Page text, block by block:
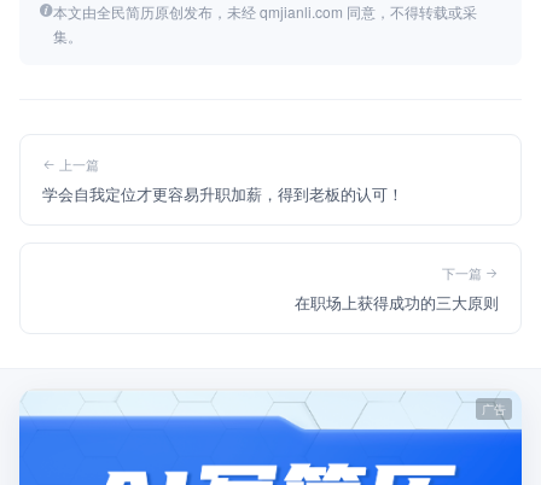
本文由全民简历原创发布，未经 qmjianli.com 同意，不得转载或采
集。
上一篇
学会自我定位才更容易升职加薪，得到老板的认可！
下一篇
在职场上获得成功的三大原则